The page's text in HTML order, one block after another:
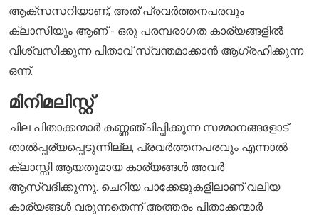
ആക്സസറിയാണ്, അത് പ്രവർത്തനപരവും
ക്ലാസിയും ആണ് - ഒരു പരമ്പരാഗത കാര്യങ്ങളിൽ
വിശ്വസിക്കുന്ന പിതാവ് സ്വന്തമാക്കാൻ ആഗ്രഹിക്കുന്ന
ഒന്ന്.
മിനിമലിസ്റ്റ്
ചില പിതാക്കന്മാർ കണ്ണഞ്ചിപ്പിക്കുന്ന സമ്മാനങ്ങളോട്
താൽപ്പര്യപ്പെടുന്നില്ല, പ്രവർത്തനപരവും എന്നാൽ
ക്ലാസ്സി ആയതുമായ കാര്യങ്ങൾ അവർ
ആസ്വദിക്കുന്നു. ചെറിയ പാക്കേജുകളിലാണ് വലിയ
കാര്യങ്ങൾ വരുന്നതെന്ന് അത്തരം പിതാക്കന്മാർ